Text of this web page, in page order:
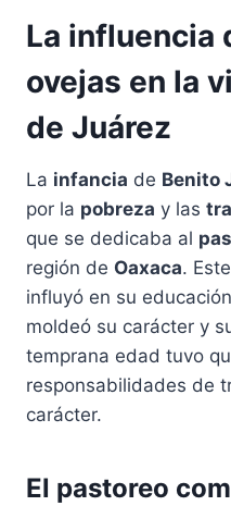
La influencia
ovejas en la
de Juárez
La infancia de Benito
por la pobreza y las
que se dedicaba al
región de Oaxaca.
influyó en su
moldeó su carácter y
temprana edad tuvo
responsabilidades de
carácter.
El pastoreo